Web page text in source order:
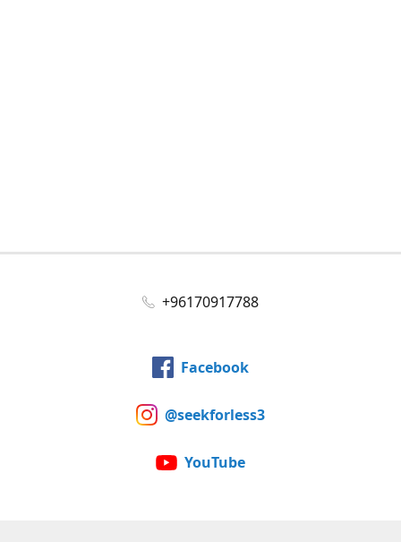
+96170917788
Facebook
@seekforless3
YouTube